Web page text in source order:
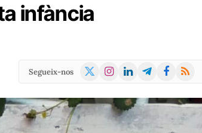
infància
Segueix-nos
X
Instagram
LinkedInTelegramFacebook
RSS